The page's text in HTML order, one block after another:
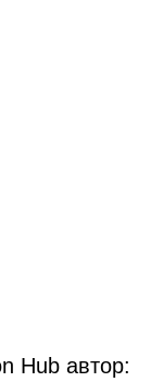
Hub автор: